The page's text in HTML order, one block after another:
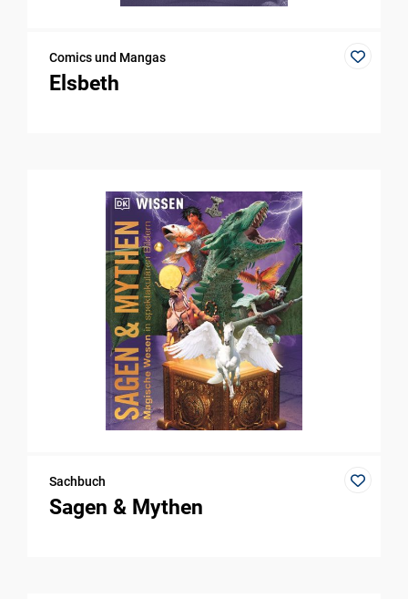
Comics und Mangas
Elsbeth
Sachbuch
Sagen & Mythen